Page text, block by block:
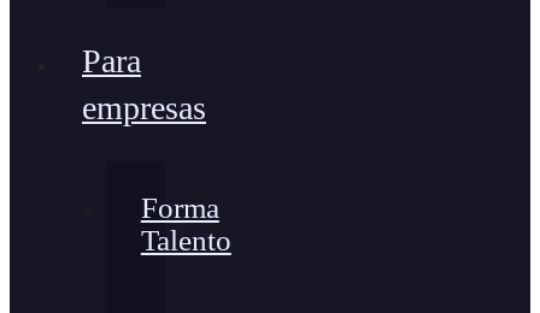
Para
empresas
Forma
Talento